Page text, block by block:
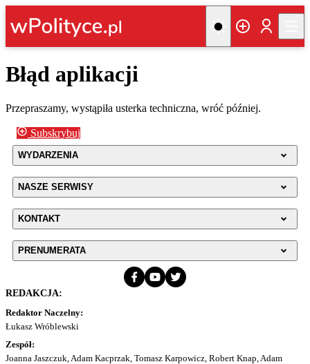
Błąd aplikacji
Przepraszamy, wystąpiła usterka techniczna, wróć później.
Subskrybuj
WYDARZENIA
NASZE SERWISY
KONTAKT
PRENUMERATA
REDAKCJA:
Redaktor Naczelny:
Łukasz Wróblewski
Zespół:
Joanna Jaszczuk, Adam Kacprzak, Tomasz Karpowicz, Robert Knap, Adam